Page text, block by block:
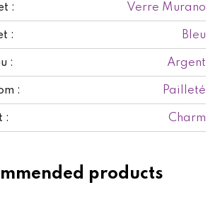
: Verre Murano
: Bleu
: Argent
: Pailleté
: Charm
products